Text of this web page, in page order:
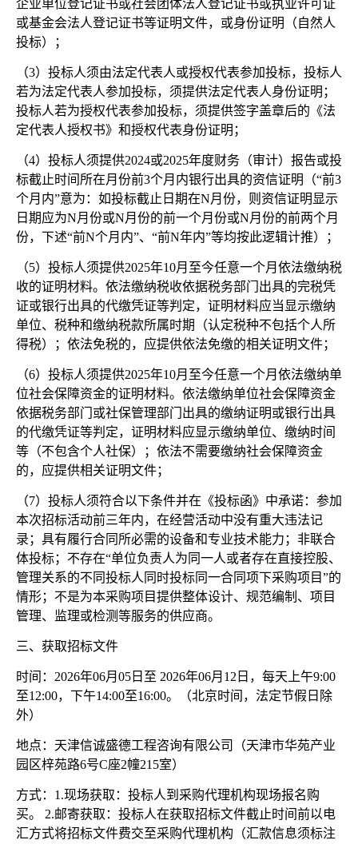
企业单位登记证书或社会团体法人登记证书或执业许可证
或基金会法人登记证书等证明文件，或身份证明（自然人
投标）；
（3）投标人须由法定代表人或授权代表参加投标，投标人
若为法定代表人参加投标，须提供法定代表人身份证明；
投标人若为授权代表参加投标，须提供签字盖章后的《法
定代表人授权书》和授权代表身份证明；
（4）投标人须提供2024或2025年度财务（审计）报告或投
标截止时间所在月份前3个月内银行出具的资信证明（“前3
个月内”意为：如投标截止日期在N月份，则资信证明显示
日期应为N月份或N月份的前一个月份或N月份的前两个月
份，下述“前N个月内”、“前N年内”等均按此逻辑计推）；
（5）投标人须提供2025年10月至今任意一个月依法缴纳税
收的证明材料。依法缴纳税收依据税务部门出具的完税凭
证或银行出具的代缴凭证等判定，证明材料应当显示缴纳
单位、税种和缴纳税款所属时期（认定税种不包括个人所
得税）；依法免税的，应提供依法免缴的相关证明文件；
（6）投标人须提供2025年10月至今任意一个月依法缴纳单
位社会保障资金的证明材料。依法缴纳单位社会保障资金
依据税务部门或社保管理部门出具的缴纳证明或银行出具
的代缴凭证等判定，证明材料应显示缴纳单位、缴纳时间
等（不包含个人社保）；依法不需要缴纳社会保障资金
的，应提供相关证明文件；
（7）投标人须符合以下条件并在《投标函》中承诺：参加
本次招标活动前三年内，在经营活动中没有重大违法记
录；具有履行合同所必需的设备和专业技术能力；非联合
体投标；不存在“单位负责人为同一人或者存在直接控股、
管理关系的不同投标人同时投标同一合同项下采购项目”的
情形；不是为本采购项目提供整体设计、规范编制、项目
管理、监理或检测等服务的供应商。
三、获取招标文件
时间： 2026年06月05日至 2026年06月12日，每天上午9:00
至12:00，下午14:00至16:00。（北京时间，法定节假日除
外）
地点：天津信诚盛德工程咨询有限公司（天津市华苑产业
园区梓苑路6号C座2幢215室）
方式： 1.现场获取：投标人到采购代理机构现场报名购
买。 2.邮寄获取：投标人在获取招标文件截止时间前以电
汇方式将招标文件费交至采购代理机构（汇款信息须标注